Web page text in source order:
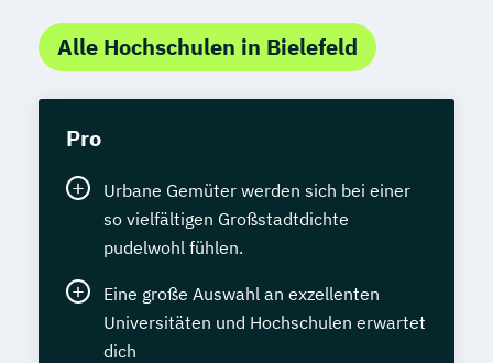
Alle Hochschulen in Bielefeld
Pro
Urbane Gemüter werden sich bei einer
so vielfältigen Großstadtdichte
pudelwohl fühlen.
Eine große Auswahl an exzellenten
Universitäten und Hochschulen erwartet
dich